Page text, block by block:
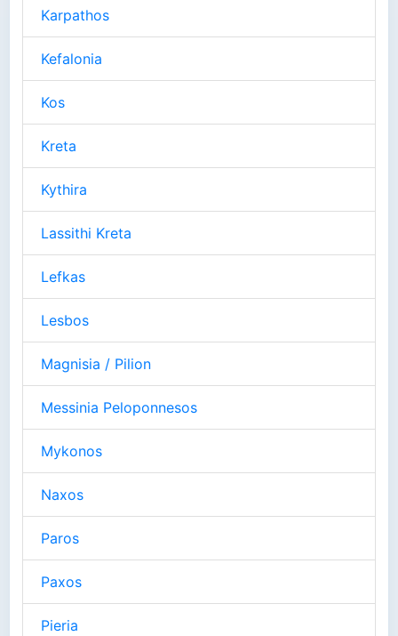
Karpathos
Kefalonia
Kos
Kreta
Kythira
Lassithi Kreta
Lefkas
Lesbos
Magnisia / Pilion
Messinia Peloponnesos
Mykonos
Naxos
Paros
Paxos
Pieria